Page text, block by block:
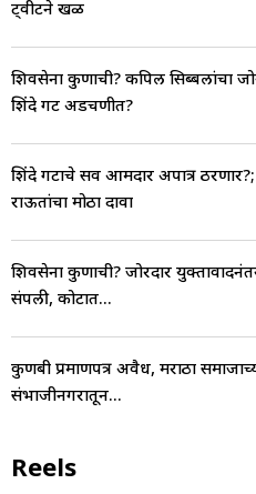
ट्वीटने खळ
शिवसेना कुणाची? कपिल सिब्बलांचा
शिंदे गट अडचणीत?
शिंदे गटाचे सर्व आमदार अपात्र
राऊतांचा मोठा दावा
शिवसेना कुणाची? जोरदार
संपली, कोर्टात...
कुणबी प्रमाणपत्र अवैध, मराठा
संभाजीनगरातून...
Reels